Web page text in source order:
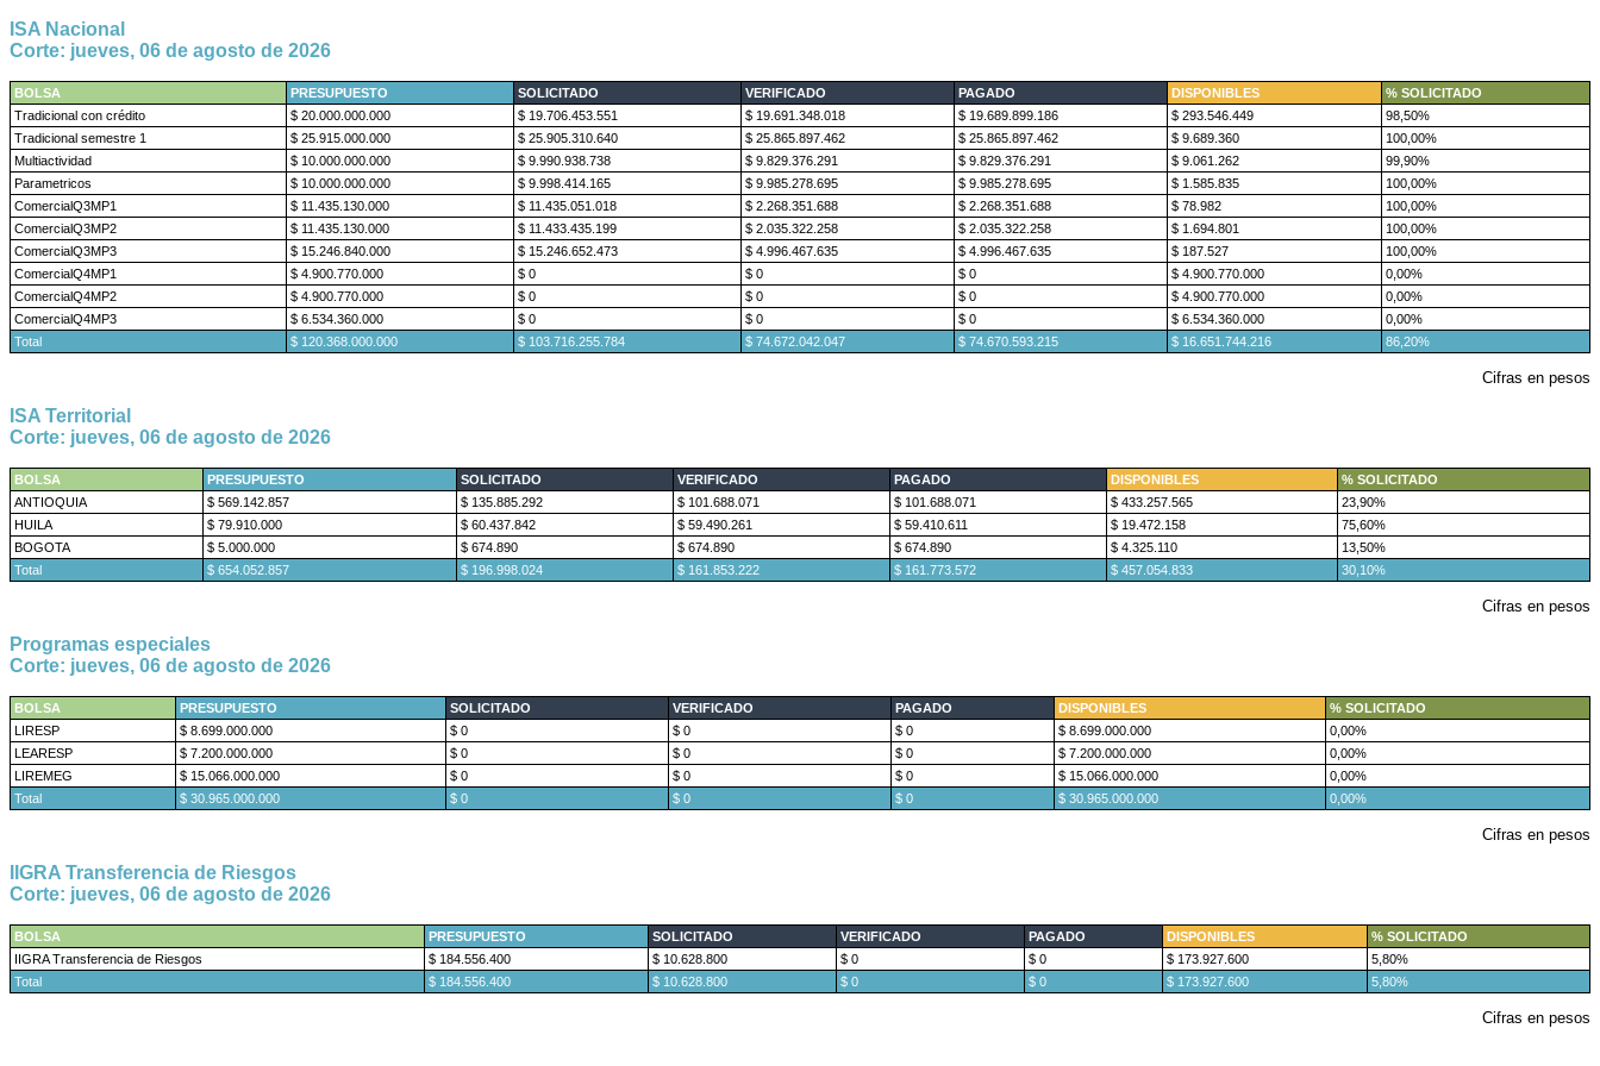
ISA Nacional
Corte: jueves, 06 de agosto de 2026
BOLSA PRESUPUESTO SOLICITADO VERIFICADO PAGADO DISPONIBLES
% SOLICITADO
Tradicional con crédito
$ 20.000.000.000 $ 19.706.453.551 $ 19.691.348.018 $ 19.689.899.186 $ 293.546.449
98,50%
Tradicional semestre 1
$ 25.915.000.000 $ 25.905.310.640 $ 25.865.897.462 $ 25.865.897.462 $ 9.689.360
100,00%
Multiactividad
$ 10.000.000.000 $ 9.990.938.738 $ 9.829.376.291 $ 9.829.376.291 $ 9.061.262
99,90%
Parametricos
$ 10.000.000.000 $ 9.998.414.165 $ 9.985.278.695 $ 9.985.278.695 $ 1.585.835
100,00%
ComercialQ3MP1
$ 11.435.130.000 $ 11.435.051.018 $ 2.268.351.688 $ 2.268.351.688 $ 78.982
100,00%
ComercialQ3MP2
$ 11.435.130.000 $ 11.433.435.199 $ 2.035.322.258 $ 2.035.322.258 $ 1.694.801
100,00%
ComercialQ3MP3
$ 15.246.840.000 $ 15.246.652.473 $ 4.996.467.635 $ 4.996.467.635 $ 187.527
100,00%
ComercialQ4MP1
$ 4.900.770.000 $ 0 $ 0 $ 0 $ 4.900.770.000
0,00%
ComercialQ4MP2
$ 4.900.770.000 $ 0 $ 0 $ 0 $ 4.900.770.000
0,00%
ComercialQ4MP3
$ 6.534.360.000 $ 0 $ 0 $ 0 $ 6.534.360.000
0,00%
Total
$ 120.368.000.000 $ 103.716.255.784 $ 74.672.042.047 $ 74.670.593.215 $ 16.651.744.216 86,20%
Cifras en pesos
ISA Territorial
Corte: jueves, 06 de agosto de 2026
BOLSA PRESUPUESTO SOLICITADO VERIFICADO PAGADO DISPONIBLES
% SOLICITADO
ANTIOQUIA
$ 569.142.857 $ 135.885.292 $ 101.688.071 $ 101.688.071 $ 433.257.565
23,90%
HUILA
$ 79.910.000 $ 60.437.842 $ 59.490.261 $ 59.410.611 $ 19.472.158
75,60%
BOGOTA
$ 5.000.000 $ 674.890 $ 674.890 $ 674.890 $ 4.325.110
13,50%
Total
$ 654.052.857 $ 196.998.024 $ 161.853.222 $ 161.773.572 $ 457.054.833 30,10%
Cifras en pesos
Programas especiales
Corte: jueves, 06 de agosto de 2026
BOLSA PRESUPUESTO SOLICITADO VERIFICADO PAGADO DISPONIBLES
% SOLICITADO
LIRESP
$ 8.699.000.000 $ 0 $ 0 $ 0 $ 8.699.000.000
0,00%
LEARESP
$ 7.200.000.000 $ 0 $ 0 $ 0 $ 7.200.000.000
0,00%
LIREMEG
$ 15.066.000.000 $ 0 $ 0 $ 0 $ 15.066.000.000
0,00%
Total
$ 30.965.000.000 $ 0 $ 0 $ 0 $ 30.965.000.000 0,00%
Cifras en pesos
IIGRA Transferencia de Riesgos
Corte: jueves, 06 de agosto de 2026
BOLSA PRESUPUESTO SOLICITADO VERIFICADO PAGADO DISPONIBLES
% SOLICITADO
IIGRA Transferencia de Riesgos
$ 184.556.400 $ 10.628.800 $ 0 $ 0 $ 173.927.600
5,80%
Total
$ 184.556.400 $ 10.628.800 $ 0 $ 0 $ 173.927.600 5,80%
Cifras en pesos